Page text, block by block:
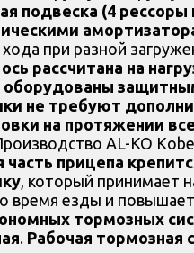
подвеска (4 рессоры
хода при разной
рассчитана на
оборудованы
не требуют
на протяжении
AL-KO
часть прицепа
, который принимает
время езды и
тормозных
. Рабочая тормозная